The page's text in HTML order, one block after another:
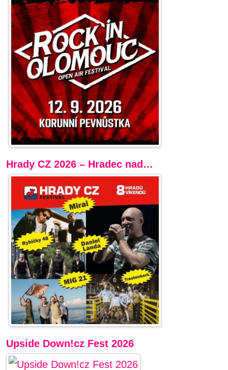
Hrady CZ 2026 – Hradec nad…
Upside Down!cz Fest 2026